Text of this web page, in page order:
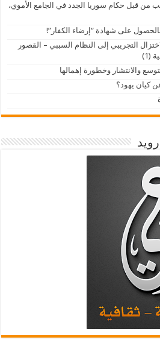
من قبل حكام سوريا الجدد في الجامع الأموي،
على شهادة “إرضاء الكفار”!
التجريبي إلى النظام السببي – القصور
(1)
والانتشار وخطورة إهمالها
كيان يهود؟